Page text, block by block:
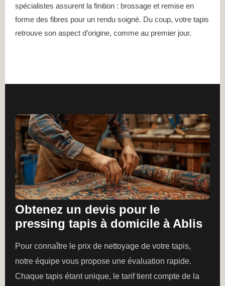
spécialistes assurent la finition : brossage et remise en
forme des fibres pour un rendu soigné. Du coup, votre tapis
retrouve son aspect d’origine, comme au premier jour.
Obtenez un devis pour le
pressing tapis à domicile à Ablis
Pour connaître le prix de nettoyage de votre tapis,
notre équipe vous propose une évaluation rapide.
Chaque tapis étant unique, le tarif tient compte de la